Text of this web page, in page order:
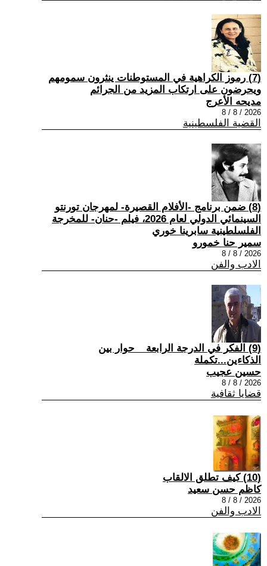
(7) رموز الكراهية في المستوطنات ينثرون سمومهم
ويحرضون على ارتكاب المزيد من الجرائم
مديحه الأعرج
2026 / 8 / 8
القضية الفلسطينية
(8) ضمن برنامج -الأفلام القصيرة- لمهرجان تورنتو
السينمائي الدولي لعام 2026، فيلم -حنان- للمخرجة
الفلسلطينية سابرينا خوري
سمير حنا خمورو
2026 / 8 / 8
الادب والفن
(9) الفكر في الدرجة الرابعة _ حوار بين
الذكاءين...تكملة
حسين عجيب
2026 / 8 / 8
قضايا ثقافية
(10) كيف تطلق الالقاب
كاظم حسن سعيد
2026 / 8 / 8
الادب والفن